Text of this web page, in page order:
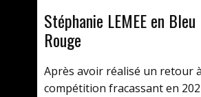
Stéphanie LEMEE en
Rouge
Après avoir réalisé un retour
compétition fracassant en